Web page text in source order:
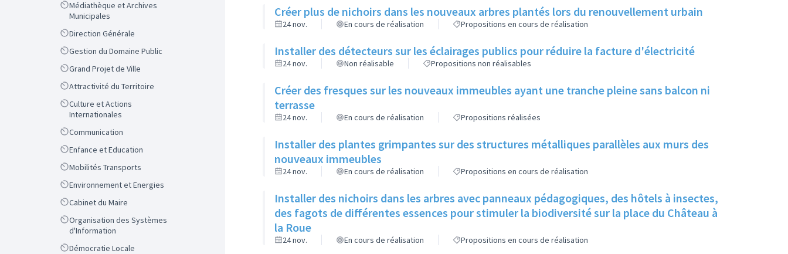
Scope
Médiathèque et Archives
Municipales
ScopeDirection Générale
ScopeGestion du Domaine Public
ScopeGrand Projet de Ville
ScopeAttractivité du Territoire
Scope
Culture et Actions
Internationales
ScopeCommunication
ScopeEnfance et Education
ScopeMobilités Transports
ScopeEnvironnement et Energies
ScopeCabinet du Maire
Scope
Organisation des Systèmes
d'Information
ScopeDémocratie Locale
Créer plus de nichoirs dans les nouveaux arbres plantés lors du renouvellement urbain
24 nov. En cours de réalisation Propositions en cours de réalisation
Installer des détecteurs sur les éclairages publics pour réduire la facture d'électricité
24 nov. Non réalisable Propositions non réalisables
Créer des fresques sur les nouveaux immeubles ayant une tranche pleine sans balcon ni
terrasse
24 nov. En cours de réalisation Propositions réalisées
Installer des plantes grimpantes sur des structures métalliques parallèles aux murs des
nouveaux immeubles
24 nov. En cours de réalisation Propositions en cours de réalisation
Installer des nichoirs dans les arbres avec panneaux pédagogiques, des hôtels à insectes,
des fagots de différentes essences pour stimuler la biodiversité sur la place du Château à
la Roue
24 nov. En cours de réalisation Propositions en cours de réalisation